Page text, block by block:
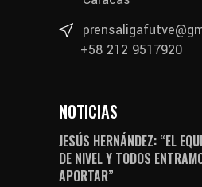
+58 212 9517920
NOTICIAS
JESÚS HERNÁNDEZ: “EL
DE NIVEL Y TODOS
APORTAR”